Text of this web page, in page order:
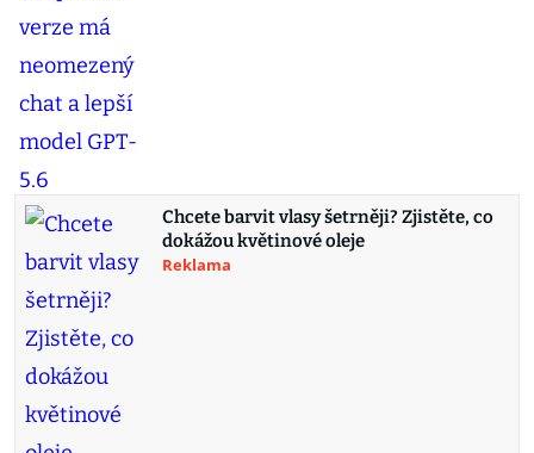
Chcete barvit vlasy šetrněji? Zjistěte, co
dokážou květinové oleje
Reklama